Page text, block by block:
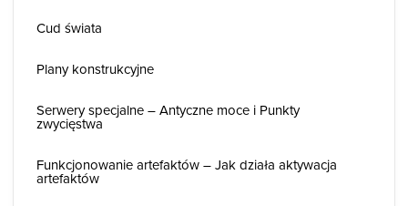
Cud świata
Plany konstrukcyjne
Serwery specjalne – Antyczne moce i Punkty
zwycięstwa
Funkcjonowanie artefaktów – Jak działa aktywacja
artefaktów